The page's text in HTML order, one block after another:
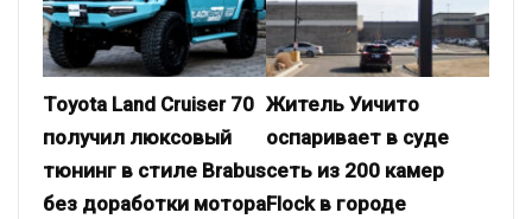
Toyota Land Cruiser 70
получил люксовый
тюнинг в стиле Brabus
без доработки мотора
Житель Уичито
оспаривает в суде
сеть из 200 камер
Flock в городе